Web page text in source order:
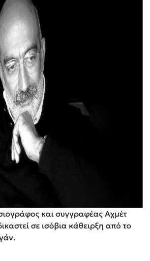
και συγγραφέας Αχμέτ
σε ισόβια κάθειρξη από το